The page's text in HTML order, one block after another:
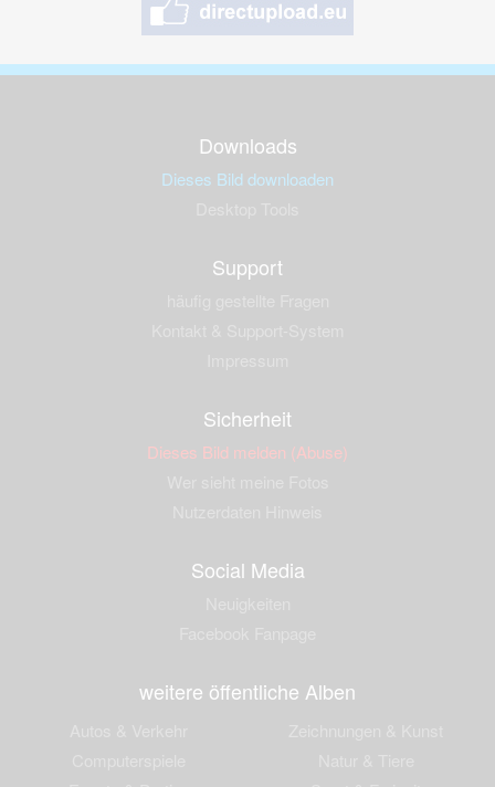
Downloads
Dieses Bild downloaden
Support
Sicherheit
Dieses Bild melden (Abuse)
Social Media
weitere öffentliche Alben